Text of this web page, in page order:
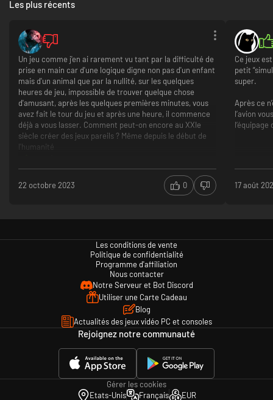
train d’atterrissage.
La préparation est la clé d’une mission réussie. Frappez les avions
adverses avant qu’ils ne vous atteignent, assurez-vous de marquer votre
Les plus récents
Un jeu comme j'en ai rarement vu tant par la difficulté de
prise en main car d'une logique digne non pas d'un enfant
mais d'un animal que par la nullité, sur les quelques
heures de jeu, impossible de trouver quelque chose
d'amusant, après les quelques premières minutes, vous
avez fait le tour du jeu et après une heure, il commence
déjà a vous lasser. Comment peut-on encore au XXIe
siècle créer des jeux pareils ? Même depuis le début de
l'humanité
mauvais gameplay
22 octobre 2023
0
Ce jeux
petit
super.
Après ce
l’avion
l’équipage
17 août
Les conditions de vente
Politique de confidentialité
Programme d'affiliation
Nous contacter
Notre Serveur et Bot Discord
Utiliser une Carte Cadeau
Blog
Actualités des jeux vidéo PC et consoles
Rejoignez notre communauté
Gérer les cookies
Etats-Unis
Français EUR